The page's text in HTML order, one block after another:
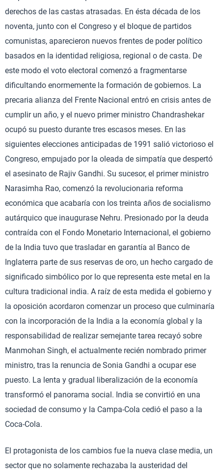
derechos de las castas atrasadas. En ésta década de los
noventa, junto con el Congreso y el bloque de partidos
comunistas, aparecieron nuevos frentes de poder político
basados en la identidad religiosa, regional o de casta. De
este modo el voto electoral comenzó a fragmentarse
dificultando enormemente la formación de gobiernos. La
precaria alianza del Frente Nacional entró en crisis antes de
cumplir un año, y el nuevo primer ministro Chandrashekar
ocupó su puesto durante tres escasos meses. En las
siguientes elecciones anticipadas de 1991 salió victorioso el
Congreso, empujado por la oleada de simpatía que despertó
el asesinato de Rajiv Gandhi. Su sucesor, el primer ministro
Narasimha Rao, comenzó la revolucionaria reforma
económica que acabaría con los treinta años de socialismo
autárquico que inaugurase Nehru. Presionado por la deuda
contraída con el Fondo Monetario Internacional, el gobierno
de la India tuvo que trasladar en garantía al Banco de
Inglaterra parte de sus reservas de oro, un hecho cargado de
significado simbólico por lo que representa este metal en la
cultura tradicional india. A raíz de esta medida el gobierno y
la oposición acordaron comenzar un proceso que culminaría
con la incorporación de la India a la economía global y la
responsabilidad de realizar semejante tarea recayó sobre
Manmohan Singh, el actualmente recién nombrado primer
ministro, tras la renuncia de Sonia Gandhi a ocupar ese
puesto. La lenta y gradual liberalización de la economía
transformó el panorama social. India se convirtió en una
sociedad de consumo y la Campa-Cola cedió el paso a la
Coca-Cola.
El protagonista de los cambios fue la nueva clase media, un
sector que no solamente rechazaba la austeridad del